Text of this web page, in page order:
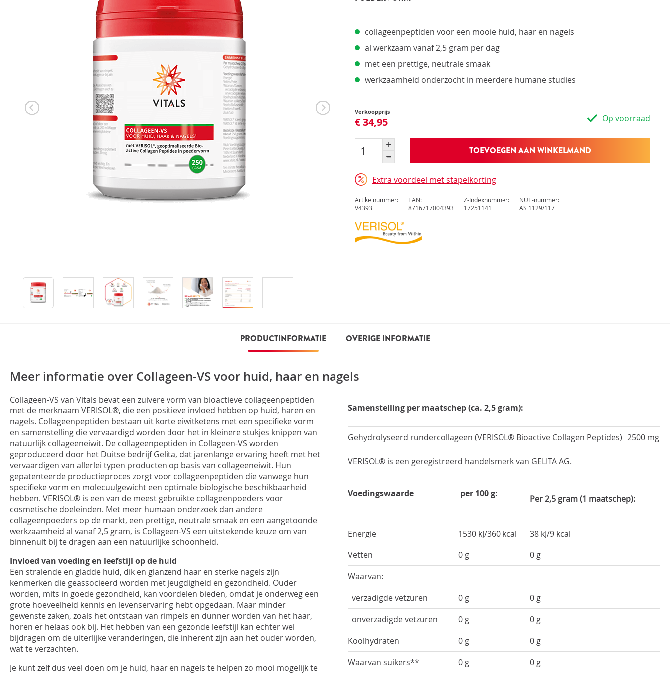
Optioneel: aflevering bij cliënt
Optioneel: commissiesysteem
collageenpeptiden voor een mooie huid, haar en nagels
al werkzaam vanaf 2,5 gram per dag
met een prettige, neutrale smaak
werkzaamheid onderzocht in meerdere humane studies
Verkoopprijs
€ 34,95 Op voorraad
TOEVOEGEN AAN WINKELMAND
Extra voordeel met stapelkorting
Artikelnummer:
V4393
EAN:
8716717004393
Z-Indexnummer:
17251141
NUT-nummer:
AS 1129/117
PRODUCTINFORMATIE OVERIGE INFORMATIE
Meer informatie over Collageen-VS voor huid, haar en nagels
Collageen-VS van Vitals bevat een zuivere vorm van bioactieve collageenpeptiden
met de merknaam VERISOL®, die een positieve invloed hebben op huid, haren en
nagels. Collageenpeptiden bestaan uit korte eiwitketens met een specifieke vorm
en samenstelling die vervaardigd worden door het in kleinere stukjes knippen van
natuurlijk collageeneiwit. De collageenpeptiden in Collageen-VS worden
geproduceerd door het Duitse bedrijf Gelita, dat jarenlange ervaring heeft met het
vervaardigen van allerlei typen producten op basis van collageeneiwit. Hun
gepatenteerde productieproces zorgt voor collageenpeptiden die vanwege hun
specifieke vorm en molecuulgewicht een optimale biologische beschikbaarheid
hebben. VERISOL® is een van de meest gebruikte collageenpoeders voor
cosmetische doeleinden. Met meer humaan onderzoek dan andere
collageenpoeders op de markt, een prettige, neutrale smaak en een aangetoonde
werkzaamheid al vanaf 2,5 gram, is Collageen-VS een uitstekende keuze om van
binnenuit bij te dragen aan een natuurlijke schoonheid.
Invloed van voeding en leefstijl op de huid
Een stralende en gladde huid, dik en glanzend haar en sterke nagels zijn
kenmerken die geassocieerd worden met jeugdigheid en gezondheid. Ouder
worden, mits in goede gezondheid, kan voordelen bieden, omdat je onderweg een
grote hoeveelheid kennis en levenservaring hebt opgedaan. Maar minder
gewenste zaken, zoals het ontstaan van rimpels en dunner worden van het haar,
horen er helaas ook bij. Het hebben van een gezonde leefstijl kan echter wel
bijdragen om de uiterlijke veranderingen, die inherent zijn aan het ouder worden,
wat te verzachten.
Je kunt zelf dus veel doen om je huid, haar en nagels te helpen zo mooi mogelijk te
Samenstelling per maatschep (ca. 2,5 gram):
Gehydrolyseerd rundercollageen (VERISOL® Bioactive Collagen Peptides) 2500 mg
VERISOL® is een geregistreerd handelsmerk van GELITA AG.
Voedingswaarde per 100 g: Per 2,5 gram (1 maatschep):
Energie 1530 kJ/360 kcal
38 kJ/9 kcal
Vetten
0 g
0 g
Waarvan:
verzadigde vetzuren
0 g
0 g
onverzadigde vetzuren
0 g
0 g
Koolhydraten
0 g
0 g
Waarvan suikers**
0 g
0 g